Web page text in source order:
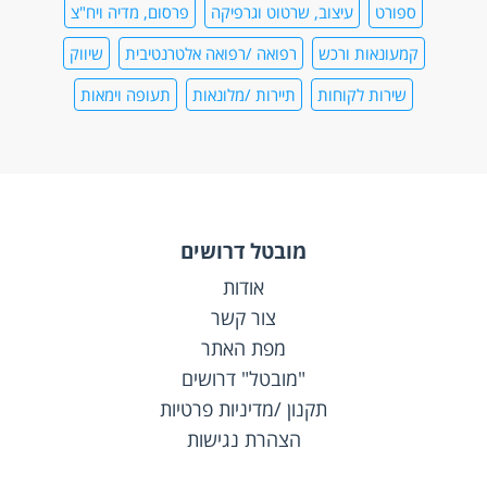
ספורט
עיצוב, שרטוט וגרפיקה
פרסום, מדיה ויח"צ
קמעונאות ורכש
רפואה /רפואה אלטרנטיבית
שיווק
שירות לקוחות
תיירות /מלונאות תעופה וימאות
מובטל דרושים
אודות
צור קשר
מפת האתר
"מובטל" דרושים
תקנון /מדיניות פרטיות
הצהרת נגישות